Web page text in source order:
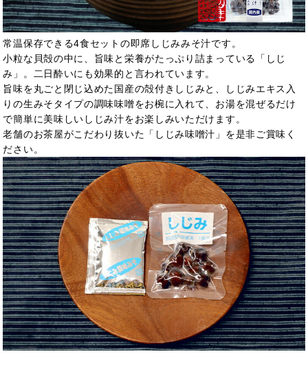
常温保存できる4食セットの即席しじみみそ汁です。
小粒な貝殻の中に、旨味と栄養がたっぷり詰まっている「しじ
み」。二日酔いにも効果的と言われています。
旨味を丸ごと閉じ込めた国産の殻付きしじみと、しじみエキス入
りの生みそタイプの調味味噌をお椀に入れて、お湯を混ぜるだけ
で簡単に美味しいしじみ汁をお楽しみいただけます。
老舗のお茶屋がこだわり抜いた「しじみ味噌汁」を是非ご賞味く
ださい。